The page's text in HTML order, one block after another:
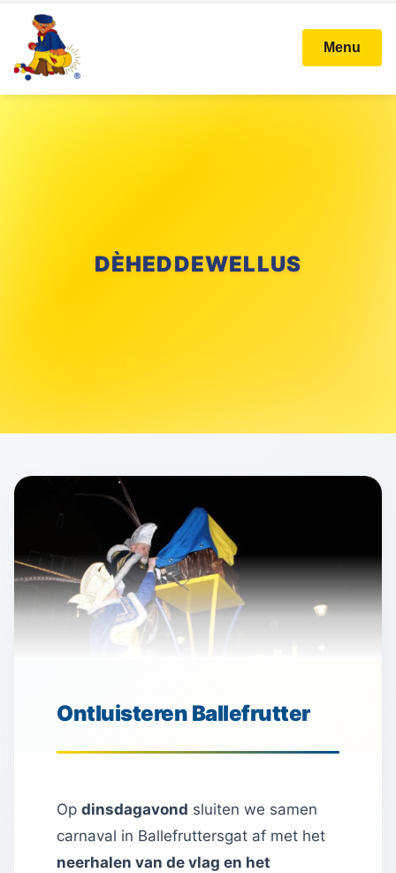
Menu
DÈHEDDEWELLUS
Ontluisteren Ballefrutter
Op dinsdagavond sluiten we samen
carnaval in Ballefruttersgat af met het
neerhalen van de vlag en het